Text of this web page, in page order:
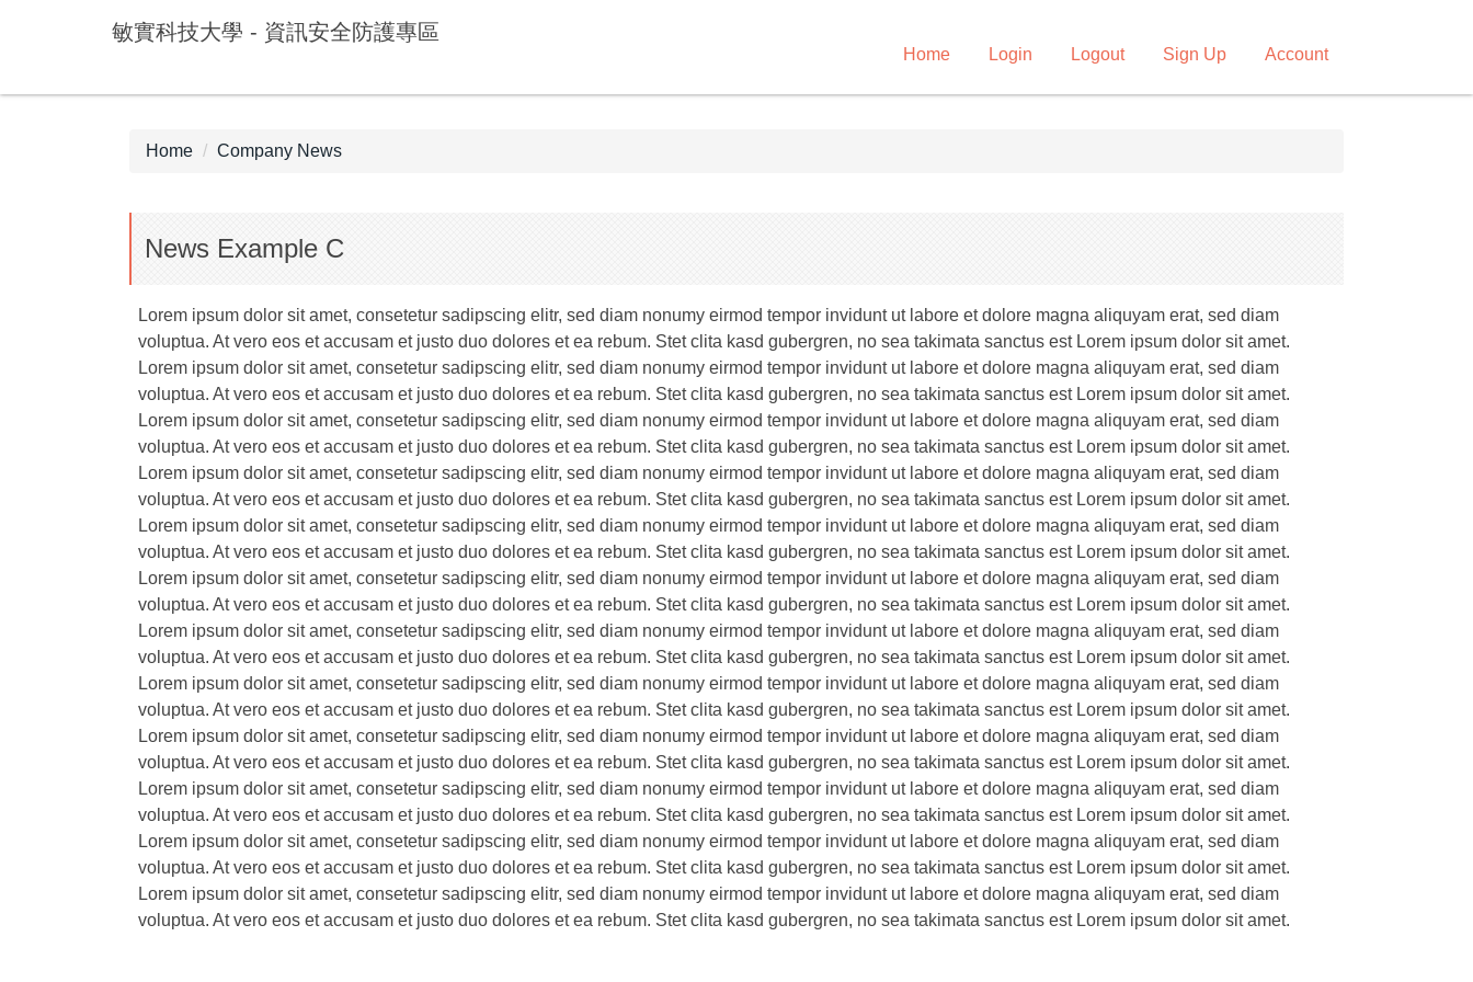
main
敏實科技大學 - 資訊安全防護專區
Home Login Logout Sign Up Account
Home Company News
News Example C
Lorem ipsum dolor sit amet, consetetur sadipscing elitr, sed diam nonumy eirmod tempor invidunt ut labore et dolore magna aliquyam erat, sed diam
voluptua. At vero eos et accusam et justo duo dolores et ea rebum. Stet clita kasd gubergren, no sea takimata sanctus est Lorem ipsum dolor sit amet.
Lorem ipsum dolor sit amet, consetetur sadipscing elitr, sed diam nonumy eirmod tempor invidunt ut labore et dolore magna aliquyam erat, sed diam
voluptua. At vero eos et accusam et justo duo dolores et ea rebum. Stet clita kasd gubergren, no sea takimata sanctus est Lorem ipsum dolor sit amet.
Lorem ipsum dolor sit amet, consetetur sadipscing elitr, sed diam nonumy eirmod tempor invidunt ut labore et dolore magna aliquyam erat, sed diam
voluptua. At vero eos et accusam et justo duo dolores et ea rebum. Stet clita kasd gubergren, no sea takimata sanctus est Lorem ipsum dolor sit amet.
Lorem ipsum dolor sit amet, consetetur sadipscing elitr, sed diam nonumy eirmod tempor invidunt ut labore et dolore magna aliquyam erat, sed diam
voluptua. At vero eos et accusam et justo duo dolores et ea rebum. Stet clita kasd gubergren, no sea takimata sanctus est Lorem ipsum dolor sit amet.
Lorem ipsum dolor sit amet, consetetur sadipscing elitr, sed diam nonumy eirmod tempor invidunt ut labore et dolore magna aliquyam erat, sed diam
voluptua. At vero eos et accusam et justo duo dolores et ea rebum. Stet clita kasd gubergren, no sea takimata sanctus est Lorem ipsum dolor sit amet.
Lorem ipsum dolor sit amet, consetetur sadipscing elitr, sed diam nonumy eirmod tempor invidunt ut labore et dolore magna aliquyam erat, sed diam
voluptua. At vero eos et accusam et justo duo dolores et ea rebum. Stet clita kasd gubergren, no sea takimata sanctus est Lorem ipsum dolor sit amet.
Lorem ipsum dolor sit amet, consetetur sadipscing elitr, sed diam nonumy eirmod tempor invidunt ut labore et dolore magna aliquyam erat, sed diam
voluptua. At vero eos et accusam et justo duo dolores et ea rebum. Stet clita kasd gubergren, no sea takimata sanctus est Lorem ipsum dolor sit amet.
Lorem ipsum dolor sit amet, consetetur sadipscing elitr, sed diam nonumy eirmod tempor invidunt ut labore et dolore magna aliquyam erat, sed diam
voluptua. At vero eos et accusam et justo duo dolores et ea rebum. Stet clita kasd gubergren, no sea takimata sanctus est Lorem ipsum dolor sit amet.
Lorem ipsum dolor sit amet, consetetur sadipscing elitr, sed diam nonumy eirmod tempor invidunt ut labore et dolore magna aliquyam erat, sed diam
voluptua. At vero eos et accusam et justo duo dolores et ea rebum. Stet clita kasd gubergren, no sea takimata sanctus est Lorem ipsum dolor sit amet.
Lorem ipsum dolor sit amet, consetetur sadipscing elitr, sed diam nonumy eirmod tempor invidunt ut labore et dolore magna aliquyam erat, sed diam
voluptua. At vero eos et accusam et justo duo dolores et ea rebum. Stet clita kasd gubergren, no sea takimata sanctus est Lorem ipsum dolor sit amet.
Lorem ipsum dolor sit amet, consetetur sadipscing elitr, sed diam nonumy eirmod tempor invidunt ut labore et dolore magna aliquyam erat, sed diam
voluptua. At vero eos et accusam et justo duo dolores et ea rebum. Stet clita kasd gubergren, no sea takimata sanctus est Lorem ipsum dolor sit amet.
Lorem ipsum dolor sit amet, consetetur sadipscing elitr, sed diam nonumy eirmod tempor invidunt ut labore et dolore magna aliquyam erat, sed diam
voluptua. At vero eos et accusam et justo duo dolores et ea rebum. Stet clita kasd gubergren, no sea takimata sanctus est Lorem ipsum dolor sit amet.